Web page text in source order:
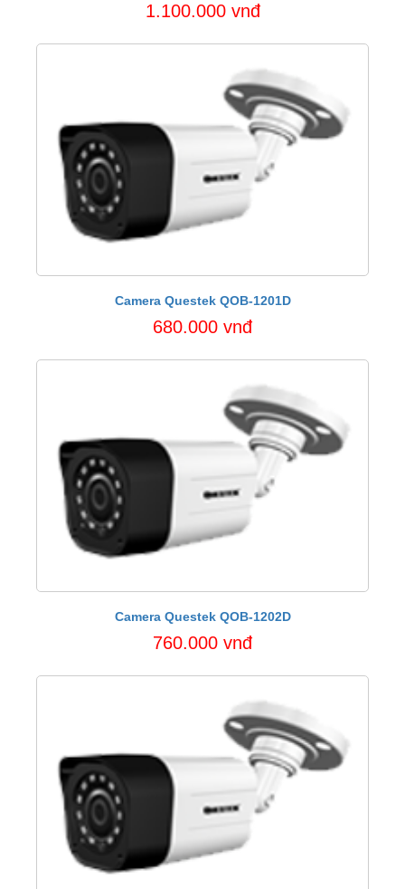
1.100.000 vnđ
Camera Questek QOB-1201D
680.000 vnđ
Camera Questek QOB-1202D
760.000 vnđ